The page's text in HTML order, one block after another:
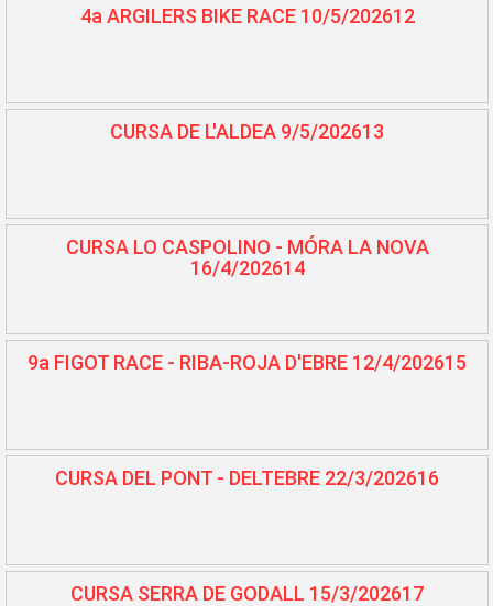
4a ARGILERS BIKE RACE 10/5/202612
CURSA DE L'ALDEA 9/5/202613
CURSA LO CASPOLINO - MÓRA LA NOVA
16/4/202614
9a FIGOT RACE - RIBA-ROJA D'EBRE 12/4/202615
CURSA DEL PONT - DELTEBRE 22/3/202616
CURSA SERRA DE GODALL 15/3/202617